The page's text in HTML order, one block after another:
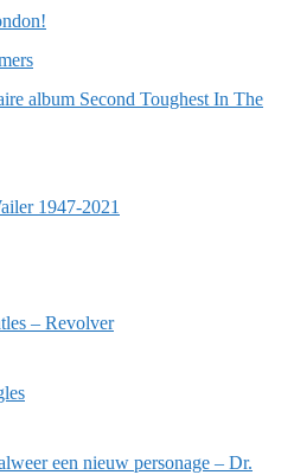
album Second Toughest In The
1947-2021
– Revolver
een nieuw personage – Dr.